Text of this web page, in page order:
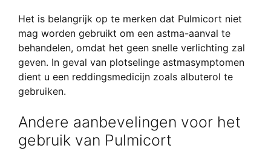
Het is belangrijk op te merken dat Pulmicort niet
mag worden gebruikt om een astma-aanval te
behandelen, omdat het geen snelle verlichting zal
geven. In geval van plotselinge astmasymptomen
dient u een reddingsmedicijn zoals albuterol te
gebruiken.
Andere aanbevelingen voor het
gebruik van Pulmicort